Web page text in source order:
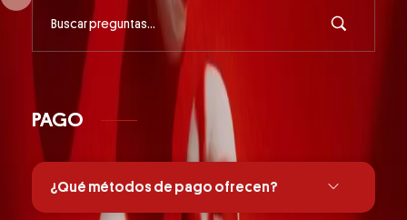
PAGO
¿Qué métodos de pago ofrecen?